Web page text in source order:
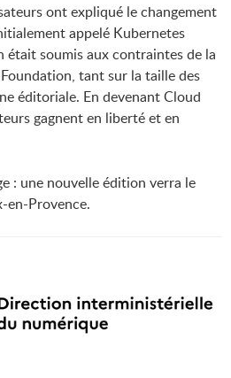
ont expliqué le changement
appelé Kubernetes
était soumis aux contraintes de la
tant sur la taille des
éditoriale. En devenant Cloud
gagnent en liberté et en
: une nouvelle édition verra le
en-Provence.